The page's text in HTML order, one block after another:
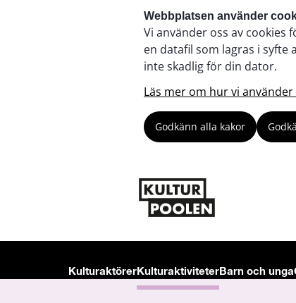
Webbplatsen använder
Vi använder oss av cookies
en datafil som lagras i syfte
inte skadlig för din dator.
Läs mer om hur vi använder
Godkänn alla kakor
KulturaktörerKulturaktiviteterBarn och unga